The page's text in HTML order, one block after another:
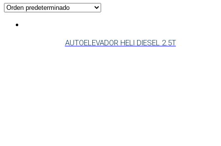
AUTOELEVADOR HELI DIESEL 2.5T